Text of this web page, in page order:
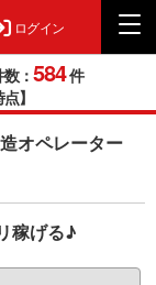
ログイン
： 584件
】
オペレーター
稼げる♪